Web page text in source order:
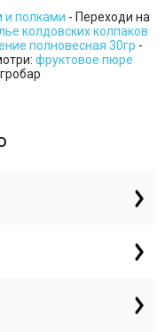
и полками - Переходи на
колдовских колпаков
полновесная 30гр -
фруктовое пюре